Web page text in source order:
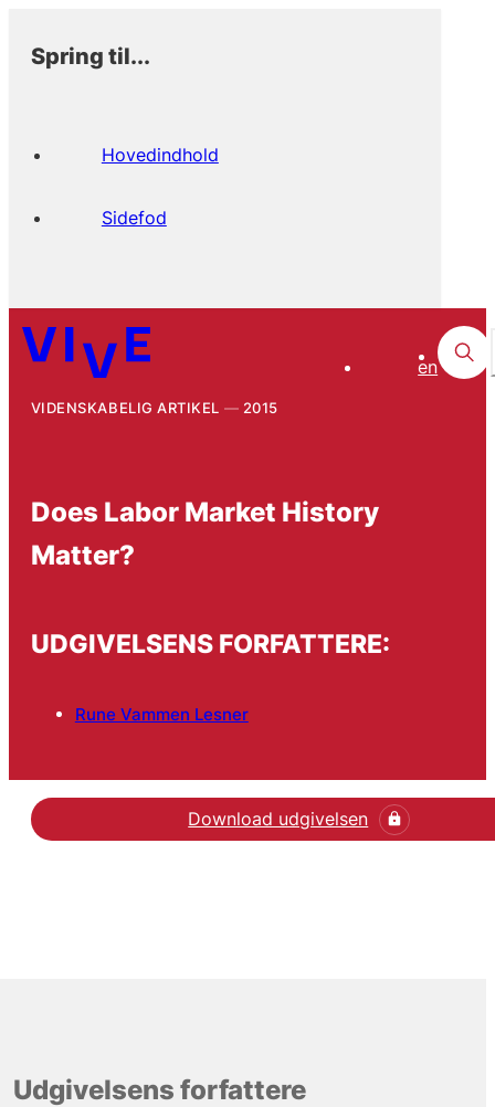
Spring til...
Hovedindhold
Sidefod
en
VIDENSKABELIG ARTIKEL 2015
Does Labor Market History
Matter?
UDGIVELSENS FORFATTERE:
Rune Vammen Lesner
Download udgivelsen
Udgivelsens forfattere